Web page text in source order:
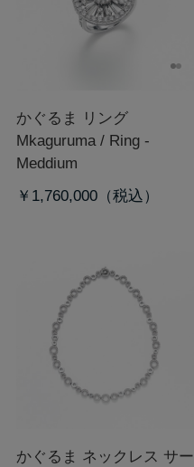
かぐるま リング
Mkaguruma / Ring -
Meddium
￥1,760,000
かぐるま ネックレス サー